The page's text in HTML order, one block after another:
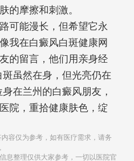
的摩擦和刺激。
可能漫长，但希望它永
我在白癜风白斑健康网
的留言，他们用亲身经
斑虽然在身，但光亮仍在
在兰州的白癜风朋友，
院，重拾健康肤色，绽
容仅为参考，如有医疗需求，请务
息整理仅供大家参考，一切以医院官